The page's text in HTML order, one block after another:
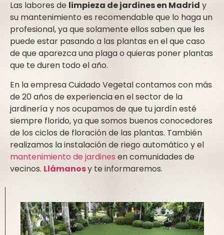
Las labores de limpieza de jardines en Madrid y
su mantenimiento es recomendable que lo haga un
profesional, ya que solamente ellos saben que les
puede estar pasando a las plantas en el que caso
de que aparezca una plaga o quieras poner plantas
que te duren todo el año.
En la empresa Cuidado Vegetal contamos con más
de 20 años de experiencia en el sector de la
jardinería y nos ocupamos de que tu jardín esté
siempre florido, ya que somos buenos conocedores
de los ciclos de floración de las plantas. También
realizamos la instalación de riego automático y el
mantenimiento de jardines en comunidades de
vecinos. Llámanosy te informaremos.